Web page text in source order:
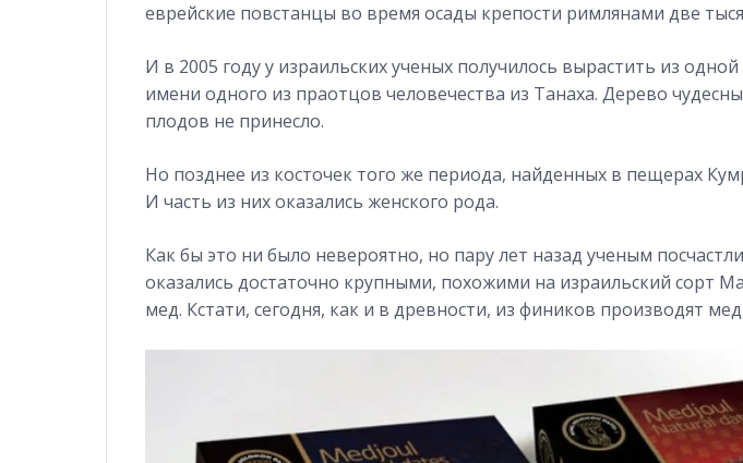
еврейские повстанцы во время осады крепости римлянами две
И в 2005 году у израильских ученых получилось вырастить из
имени одного из праотцов человечества из Танаха. Дерево
плодов не принесло.
Но позднее из косточек того же периода, найденных в пещерах
И часть из них оказались женского рода.
Как бы это ни было невероятно, но пару лет назад ученым
оказались достаточно крупными, похожими на израильский сорт
мед. Кстати, сегодня, как и в древности, из фиников производят